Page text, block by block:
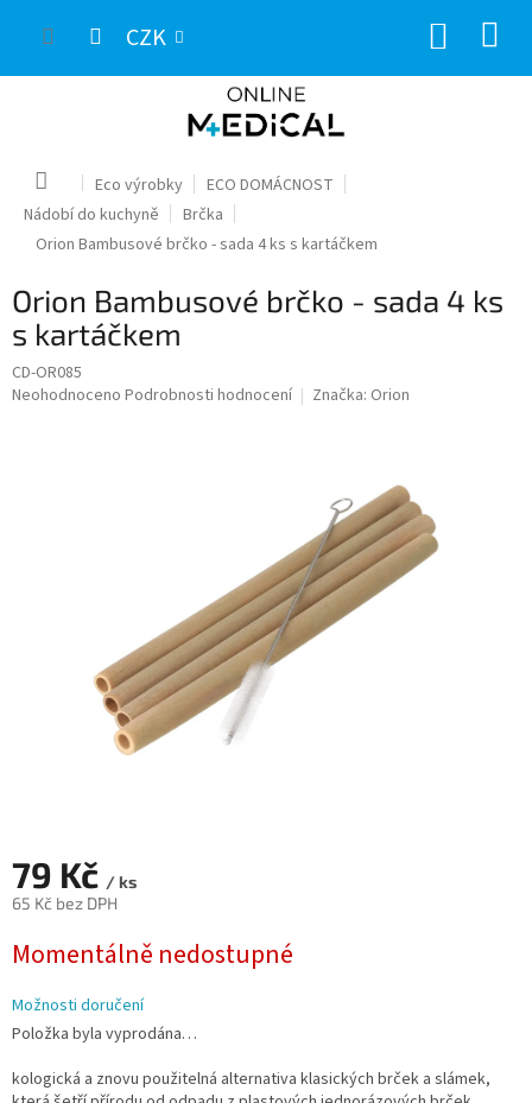
CZK
Domů Eco výrobky
ECO DOMÁCNOST
Nádobí do kuchyně
Brčka
Orion Bambusové brčko - sada 4 ks s kartáčkem
Orion Bambusové brčko - sada 4 ks
s kartáčkem
CD-OR085
Průměrné
Neohodnoceno Podrobnosti hodnocení Značka: Orion
79 Kč / ks
65 Kč bez DPH
cena:
Momentálně nedostupné
Možnosti doručení
Položka byla vyprodána…
kologická a znovu použitelná alternativa klasických brček a slámek,